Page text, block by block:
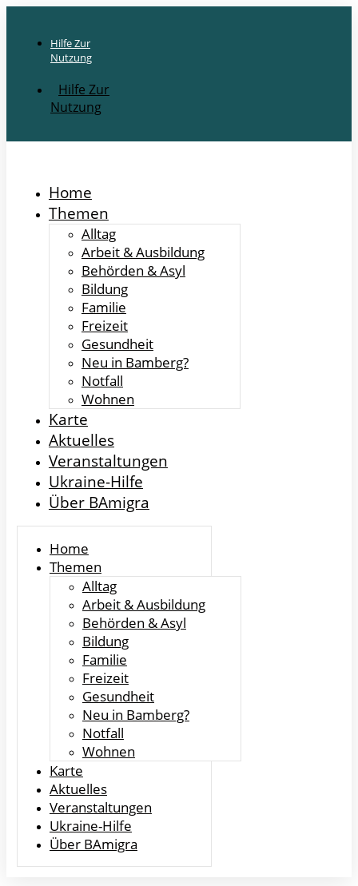
Hilfe Zur
Nutzung
Hilfe Zur
Nutzung
Home
Themen
Alltag
Arbeit & Ausbildung
Behörden & Asyl
Bildung
Familie
Freizeit
Gesundheit
Neu in Bamberg?
Notfall
Wohnen
Karte
Aktuelles
Veranstaltungen
Ukraine-Hilfe
Über BAmigra
Home
Themen
Alltag
Arbeit & Ausbildung
Behörden & Asyl
Bildung
Familie
Freizeit
Gesundheit
Neu in Bamberg?
Notfall
Wohnen
Karte
Aktuelles
Veranstaltungen
Ukraine-Hilfe
Über BAmigra